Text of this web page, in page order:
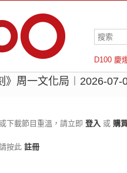
D100 慶
羅倫斯
》周一文化局︱2026-
下載節目重溫，請立即 登入 或 購
按此 註冊